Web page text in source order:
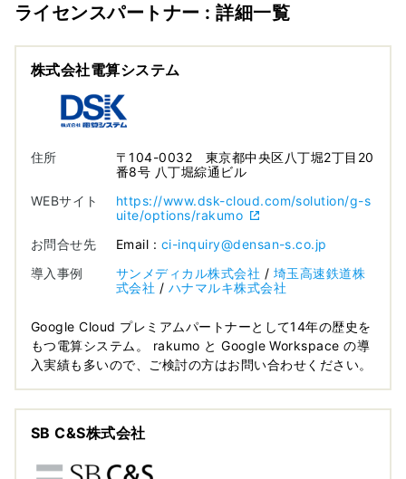
ライセンスパートナー : 詳細一覧
株式会社電算システム
住所
〒104-0032 東京都中央区八丁堀2丁目20
番8号 八丁堀綜通ビル
WEBサイト
https://www.dsk-cloud.com/solution/g-s
uite/options/rakumo
お問合せ先
Email : ci-inquiry@densan-s.co.jp
導入事例
サンメディカル株式会社 / 埼玉高速鉄道株
式会社 / ハナマルキ株式会社
Google Cloud プレミアムパートナーとして14年の歴史を
もつ電算システム。 rakumo と Google Workspace の導
入実績も多いので、ご検討の方はお問い合わせください。
SB C&S株式会社